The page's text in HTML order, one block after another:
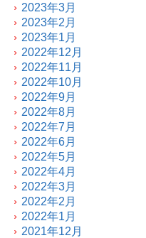
2023年3月
2023年2月
2023年1月
2022年12月
2022年11月
2022年10月
2022年9月
2022年8月
2022年7月
2022年6月
2022年5月
2022年4月
2022年3月
2022年2月
2022年1月
2021年12月